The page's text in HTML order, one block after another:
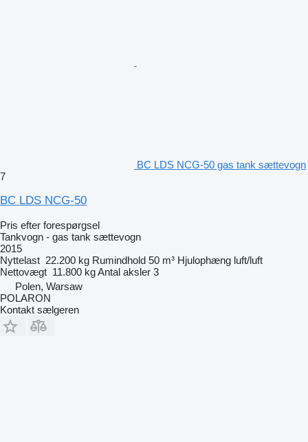
BC LDS NCG-50 gas tank sættevogn
7
BC LDS NCG-50
Pris efter forespørgsel
Tankvogn - gas tank sættevogn
2015
Nyttelast 22.200 kg Rumindhold 50 m³ Hjulophæng luft/luft
Nettovægt 11.800 kgAntal aksler 3
Polen, Warsaw
POLARON
Kontakt sælgeren